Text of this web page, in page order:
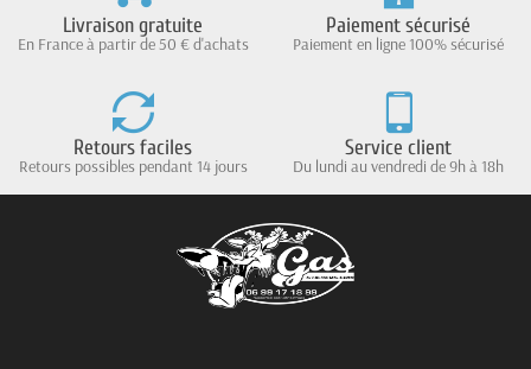
Livraison gratuite
En France à partir de 50 € d'achats
Paiement sécurisé
Paiement en ligne 100% sécurisé
Retours faciles
Retours possibles pendant 14 jours
Service client
Du lundi au vendredi de 9h à 18h